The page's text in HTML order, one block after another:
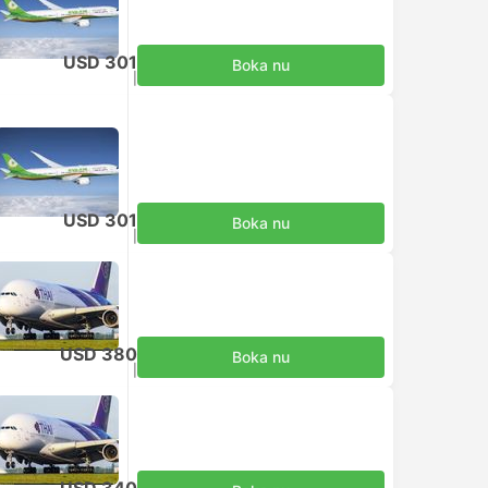
USD 301 Boka nu
USD 301 Boka nu
USD 380 Boka nu